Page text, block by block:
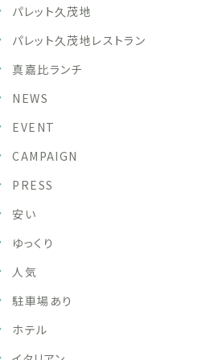
パレット久茂地
パレット久茂地レストラン
真嘉比ランチ
NEWS
EVENT
CAMPAIGN
PRESS
安い
ゆっくり
人気
駐車場あり
ホテル